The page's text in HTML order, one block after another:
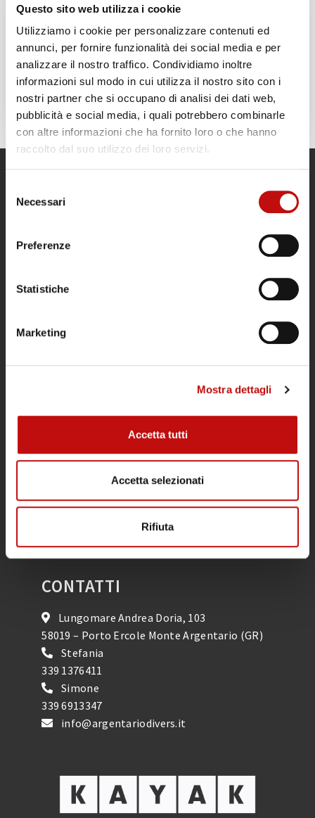
Questo sito web utilizza i cookie
Utilizziamo i cookie per personalizzare contenuti ed
annunci, per fornire funzionalità dei social media e per
analizzare il nostro traffico. Condividiamo inoltre
informazioni sul modo in cui utilizza il nostro sito con i
nostri partner che si occupano di analisi dei dati web,
pubblicità e social media, i quali potrebbero combinarle
con altre informazioni che ha fornito loro o che hanno
raccolto dal suo utilizzo dei loro servizi.
delNecessari
Preferenze
Statistiche
Marketing
Mostra dettagli
Accetta tutti
Accetta selezionati
Rifiuta
diving secca mezzo canale
tecnica argentario, immersione tecnica
mezzocanale,secca di mezzo canale,secca di
mezzocanale
Il Diving Argentario Divers è aperto tutto
ricreativi, per gruppi e scuole sub.
ATTIVITÀ
Immersioni
Calendario Attività
CONTATTI
Lungomare Andrea Doria, 103
58019 – Porto Ercole Monte Argentario (GR)
Stefania
339 1376411
Simone
339 6913347
info@argentariodivers.it